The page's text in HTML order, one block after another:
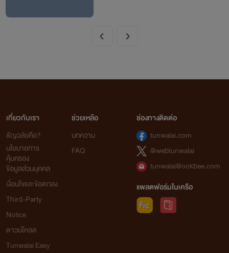
เกี่ยวกับเรา
ธัญวลัยคือ?
นโยบายการ
คุ้มครอง
ข้อมูลส่วนบุคคล
เงื่อนไขและข้อตกลง
Third-Party
Notice
ดาวน์โหลด
Tunwalai Easy
ช่วยเหลือ
บทความ
FAQ
ช่องทางติดต่อ
tunwalai.com
@webtunwalai
tunwalai@ookbee.com
แพลตฟอร์มในเครือ